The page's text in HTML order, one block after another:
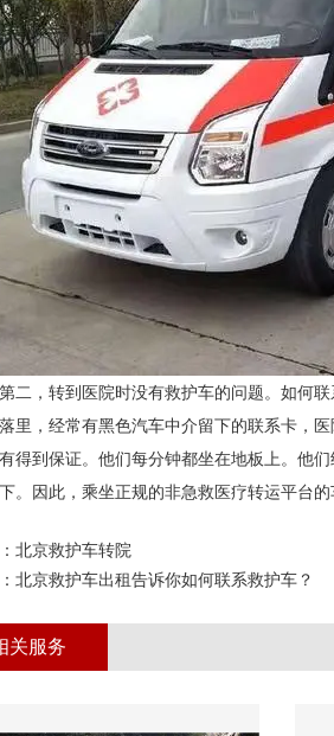
二，转到医院时没有救护车的问题。如何
里，经常有黑色汽车中介留下的联系卡，
得到保证。他们每分钟都坐在地板上。他
。因此，乘坐正规的非急救医疗转运平台
北京救护车转院
北京救护车出租告诉你如何联系救护车？
关服务